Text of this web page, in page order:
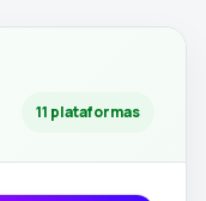
11 plataformas